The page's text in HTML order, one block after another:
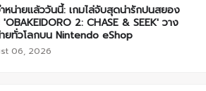
หน่ายแล้ววันนี้: เกมไล่จับสุดน่ารักปนสยอง
2: CHASE & SEEK' วาง
ยทั่วโลกบน Nintendo eShop
06, 2026